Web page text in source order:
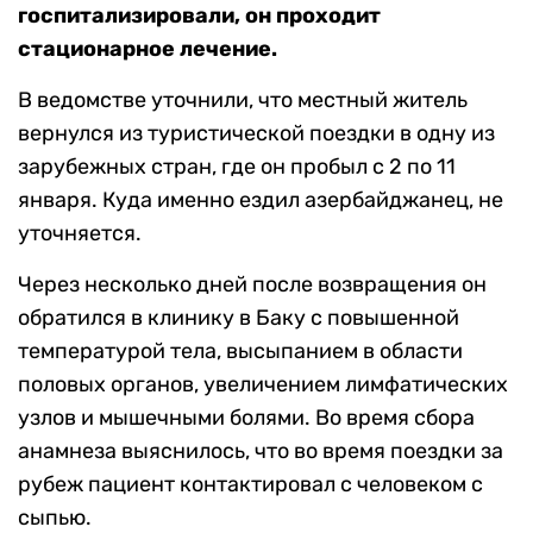
госпитализировали, он проходит
стационарное лечение.
В ведомстве уточнили, что местный житель
вернулся из туристической поездки в одну из
зарубежных стран, где он пробыл с 2 по 11
января. Куда именно ездил азербайджанец, не
уточняется.
Через несколько дней после возвращения он
обратился в клинику в Баку с повышенной
температурой тела, высыпанием в области
половых органов, увеличением лимфатических
узлов и мышечными болями. Во время сбора
анамнеза выяснилось, что во время поездки за
рубеж пациент контактировал с человеком с
сыпью.